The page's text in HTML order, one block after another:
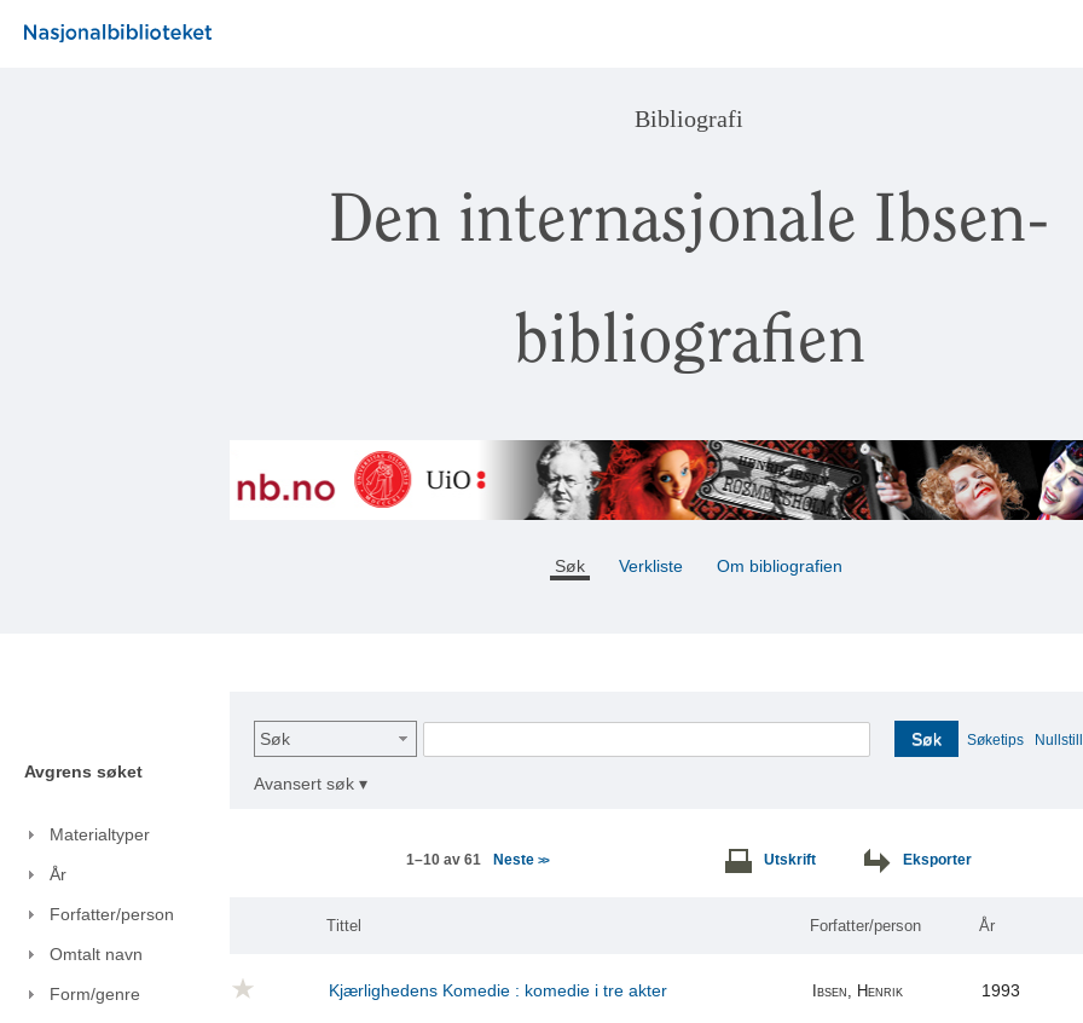
Bibliografi
Den internasjonale Ibsen-
bibliografien
Søk Verkliste Om bibliografien
Avgrens søket
Materialtyper
År
Forfatter/person
Omtalt navn
Form/genre
Søk Søk Søketips Nullstill
Avansert søk ▾
1–10 av 61 Neste>> Utskrift Eksporter
Tittel Forfatter/person År
Kjærlighedens Komedie : komedie i tre akter Ibsen, Henrik 1993